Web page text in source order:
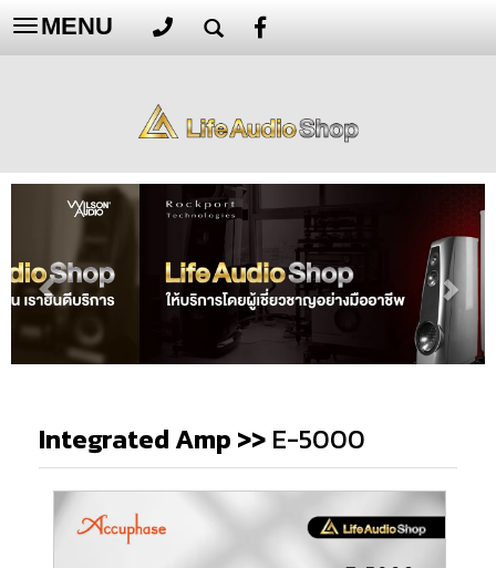
Toggle
navigation
MENU
Integrated Amp >> E-5000